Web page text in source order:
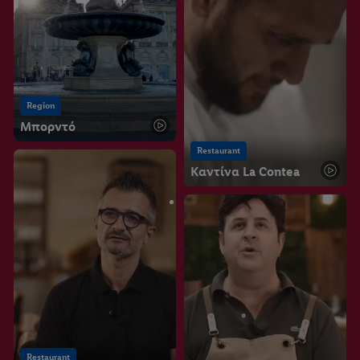
Region
Μπορντό
Restaurant
Καντίνα La Contea
Restaurant
μπορείτε να βρείτε στηνπολιτική απορρήτου
βρείτε τα νομικά στοιχεία της εταιρείας μας εδώ.